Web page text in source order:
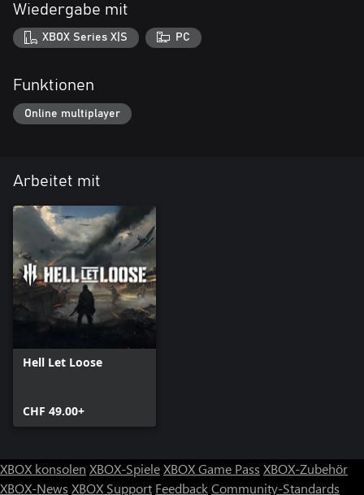
Wiedergabe mit
XBOX Series X|S PC
Funktionen
Online multiplayer
Arbeitet mit
Hell Let Loose
CHF 49.00+
XBOX konsolen XBOX-SpieleXBOX Game Pass XBOX-Zubehör
XBOX-News XBOX Support FeedbackCommunity-Standards